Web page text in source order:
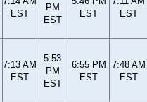
EST
PM
EST
EST
EST
7:13 AM
EST
5:53
PM
EST
6:55 PM
EST
7:48 AM
EST